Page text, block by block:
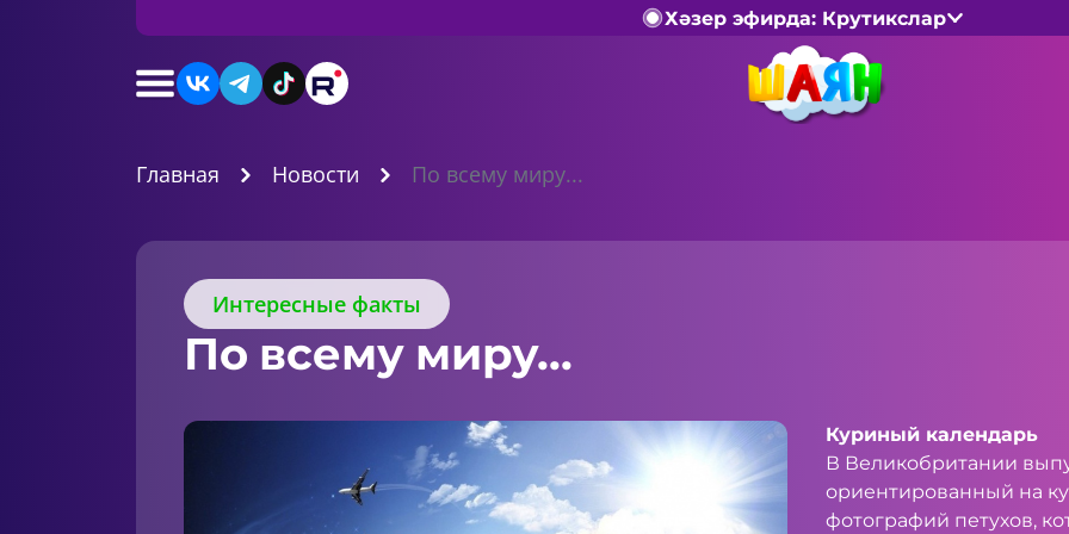
Хәзер эфирда: Крутикслар
Главная Новости По всему миру...
Интересные факты
По всему миру...
Куриный календарь
В Великобритании
ориентированный на
фотографий петухов,